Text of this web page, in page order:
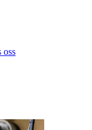
oss